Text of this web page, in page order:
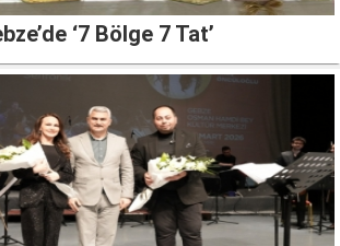
‘7 Bölge 7 Tat’